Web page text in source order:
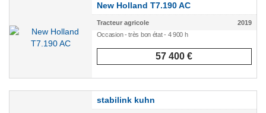
New Holland T7.190 AC
Tracteur agricole
2019
Occasion - très bon état - 4 900 h
57 400 €
stabilink kuhn